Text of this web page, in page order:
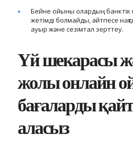
Бейне ойыны олардың банктік
жетімді болмайды, әйтпесе
ауыр және сезімтал зерттеу.
Үй шекарасы
жолы онлайн
бағаларды
аласыз